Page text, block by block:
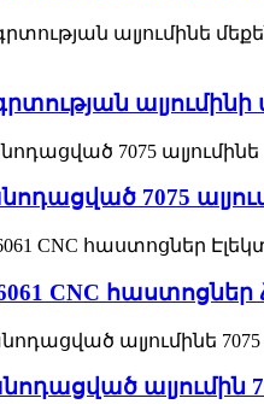
7075
6061 CNC
ալյումին